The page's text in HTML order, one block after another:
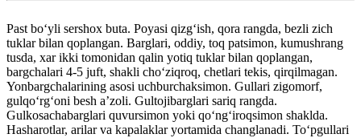
Past boʻyli sershox buta. Poyasi qizgʻish, qora rangda, bezli zich
tuklar bilan qoplangan. Barglari, oddiy, toq patsimon, kumushrang
tusda, xar ikki tomonidan qalin yotiq tuklar bilan qoplangan,
bargchalari 4-5 juft, shakli choʻziqroq, chetlari tekis, qirqilmagan.
Yonbargchalarining asosi uchburchaksimon. Gullari zigomorf,
gulqoʻrgʻoni besh aʼzoli. Gultojibarglari sariq rangda.
Gulkosachabarglari quvursimon yoki qoʻngʻiroqsimon shaklda.
Hasharotlar, arilar va kapalaklar yortamida changlanadi. To‘pgullari